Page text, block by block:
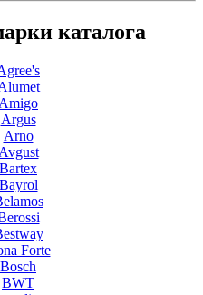
каталога
Amigo
Argus
Arno
Avgust
Bartex
Bayrol
Forte
Bosch
BWT